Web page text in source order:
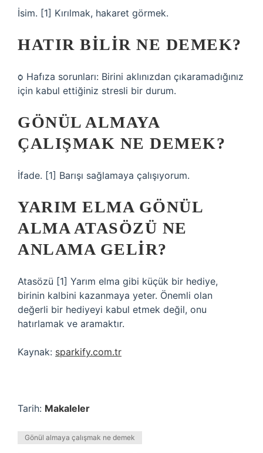
İsim. [1] Kırılmak, hakaret görmek.
HATIR BILIR NE DEMEK?
ѻ Hafıza sorunları: Birini aklınızdan çıkaramadığınız
için kabul ettiğiniz stresli bir durum.
GÖNÜL ALMAYA
ÇALIŞMAK NE DEMEK?
İfade. [1] Barışı sağlamaya çalışıyorum.
YARIM ELMA GÖNÜL
ALMA ATASÖZÜ NE
ANLAMA GELIR?
Atasözü [1] Yarım elma gibi küçük bir hediye,
birinin kalbini kazanmaya yeter. Önemli olan
değerli bir hediyeyi kabul etmek değil, onu
hatırlamak ve aramaktır.
Kaynak: sparkify.com.tr
Tarih: Makaleler
Gönül almaya çalışmak ne demek